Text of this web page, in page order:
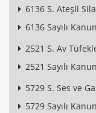
6136 S. Ateşli
6136 Sayılı
2521 S. Av
2521 Sayılı
5729 S. Ses ve
5729 Sayılı